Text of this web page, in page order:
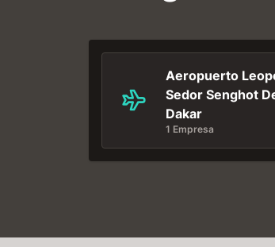
Aeropuerto
Sedor Senghot
Dakar
1 Empresa